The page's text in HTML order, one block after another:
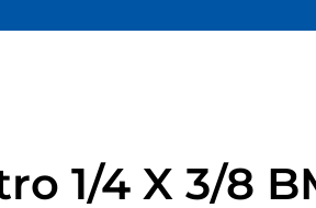
1/4 X 3/8